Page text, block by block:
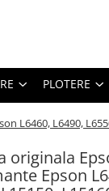
PLOTERE
L6460, L6490,
originala
Epson